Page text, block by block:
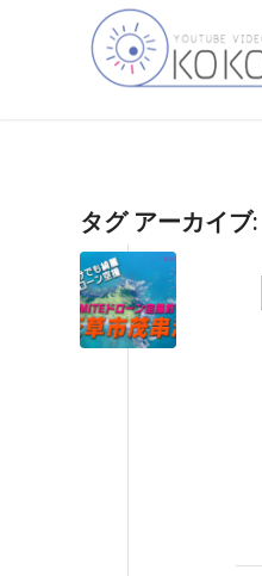
タグ アーカイブ: